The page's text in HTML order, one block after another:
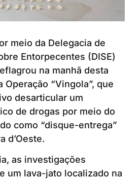
meio da Delegacia de
Entorpecentes (DISE)
na manhã desta
“Vingola”, que
desarticular um
de drogas por meio do
como “disque-entrega”
d’Oeste.
as investigações
um lava-jato localizado na